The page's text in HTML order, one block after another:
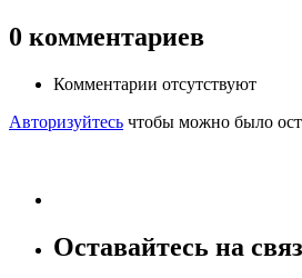
0 комментариев
Комментарии отсутствуют
Авторизуйтесь чтобы можно было
Оставайтесь на